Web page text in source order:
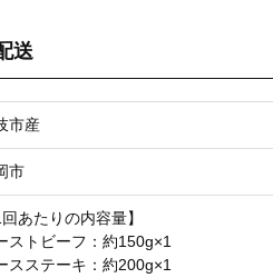
送
市産
市
回あたりの内容量】
ストビーフ：約150g×1
スステーキ：約200g×1